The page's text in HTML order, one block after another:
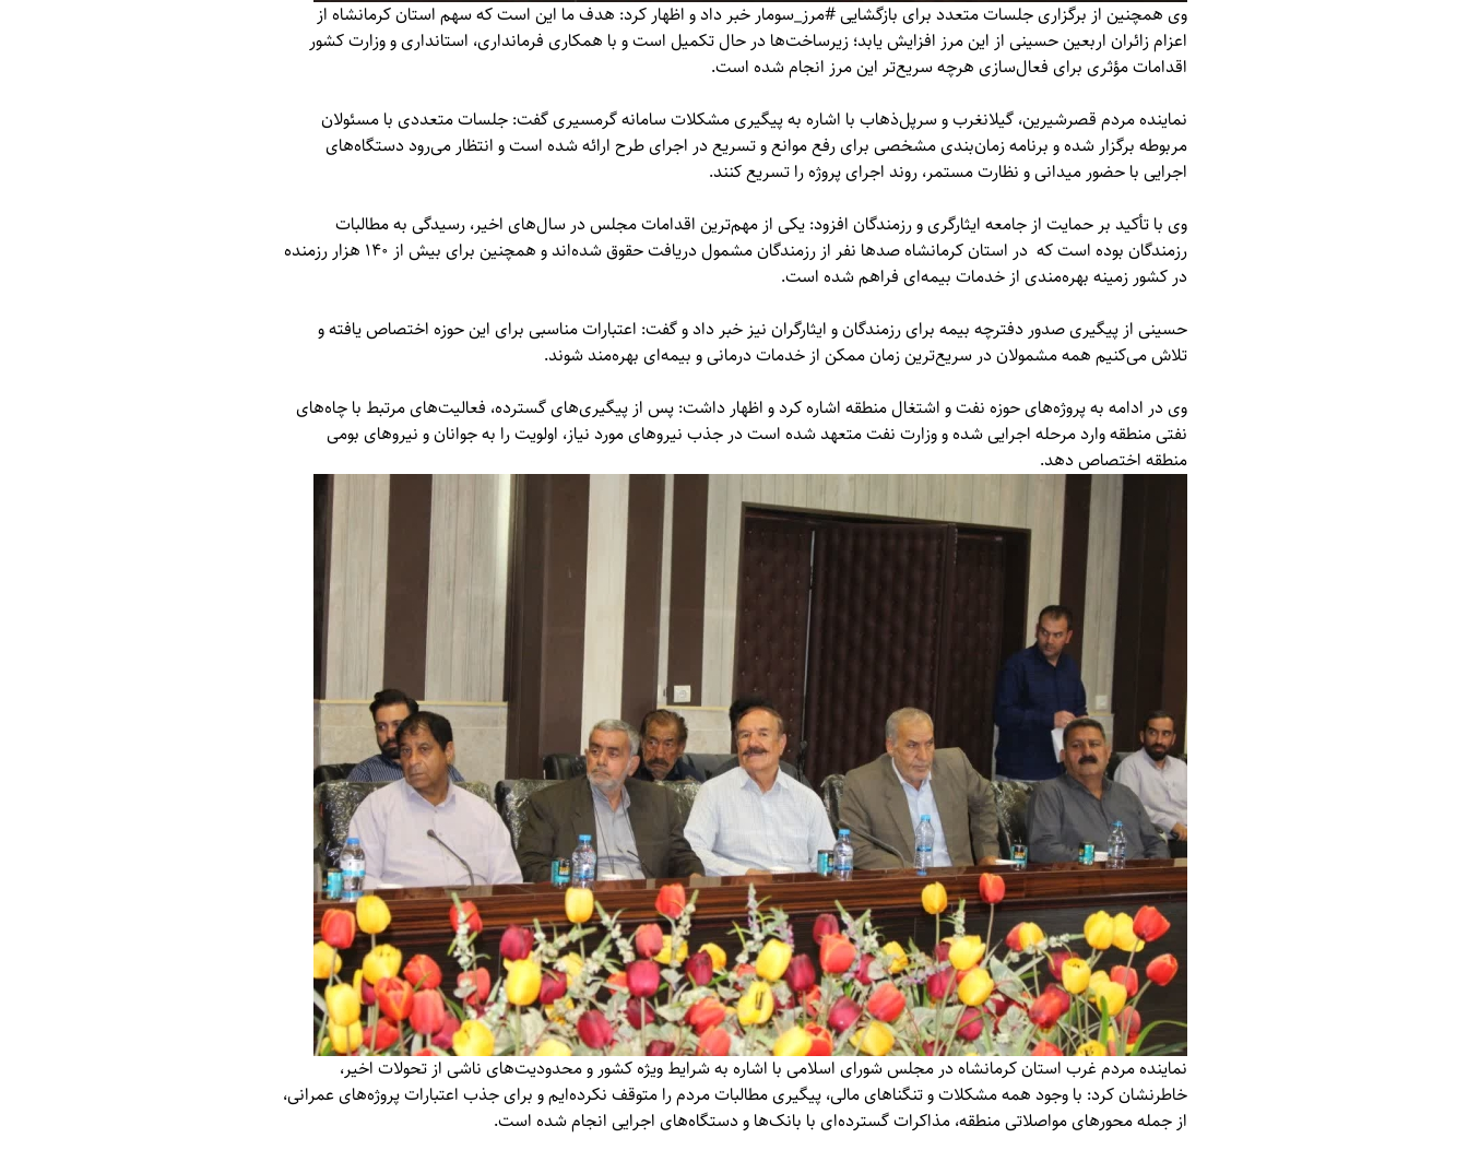
وی همچنین از برگزاری جلسات متعدد برای بازگشایی #مرز_سومار خبر داد و اظهار کرد: هدف ما این است که سهم استان کرمانشاه از
اعزام زائران اربعین حسینی از این مرز افزایش یابد؛ زیرساخت‌ها در حال تکمیل است و با همکاری فرمانداری، استانداری و وزارت کشور
اقدامات مؤثری برای فعال‌سازی هرچه سریع‌تر این مرز انجام شده است.
نماینده مردم قصرشیرین، گیلانغرب و سرپل‌ذهاب با اشاره به پیگیری مشکلات سامانه گرمسیری گفت: جلسات متعددی با مسئولان
مربوطه برگزار شده و برنامه زمان‌بندی مشخصی برای رفع موانع و تسریع در اجرای طرح ارائه شده است و انتظار می‌رود دستگاه‌های
اجرایی با حضور میدانی و نظارت مستمر، روند اجرای پروژه را تسریع کنند.
وی با تأکید بر حمایت از جامعه ایثارگری و رزمندگان افزود: یکی از مهم‌ترین اقدامات مجلس در سال‌های اخیر، رسیدگی به مطالبات
رزمندگان بوده است که در استان کرمانشاه صدها نفر از رزمندگان مشمول دریافت حقوق شده‌اند و همچنین برای بیش از ۱۴۰ هزار رزمنده
در کشور زمینه بهره‌مندی از خدمات بیمه‌ای فراهم شده است.
حسینی از پیگیری صدور دفترچه بیمه برای رزمندگان و ایثارگران نیز خبر داد و گفت: اعتبارات مناسبی برای این حوزه اختصاص یافته و
تلاش می‌کنیم همه مشمولان در سریع‌ترین زمان ممکن از خدمات درمانی و بیمه‌ای بهره‌مند شوند.
وی در ادامه به پروژه‌های حوزه نفت و اشتغال منطقه اشاره کرد و اظهار داشت: پس از پیگیری‌های گسترده، فعالیت‌های مرتبط با چاه‌های
نفتی منطقه وارد مرحله اجرایی شده و وزارت نفت متعهد شده است در جذب نیروهای مورد نیاز، اولویت را به جوانان و نیروهای بومی
منطقه اختصاص دهد.
نماینده مردم غرب استان کرمانشاه در مجلس شورای اسلامی با اشاره به شرایط ویژه کشور و محدودیت‌های ناشی از تحولات اخیر،
خاطرنشان کرد: با وجود همه مشکلات و تنگناهای مالی، پیگیری مطالبات مردم را متوقف نکرده‌ایم و برای جذب اعتبارات پروژه‌های عمرانی،
از جمله محورهای مواصلاتی منطقه، مذاکرات گسترده‌ای با بانک‌ها و دستگاه‌های اجرایی انجام شده است.